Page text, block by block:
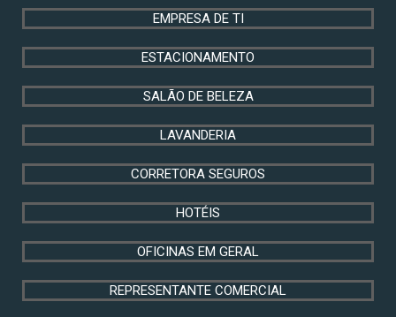
EMPRESA DE TI
ESTACIONAMENTO
SALÃO DE BELEZA
LAVANDERIA
CORRETORA SEGUROS
HOTÉIS
OFICINAS EM GERAL
REPRESENTANTE COMERCIAL